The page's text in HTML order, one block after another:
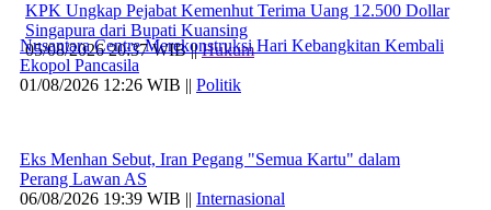
KPK Ungkap Pejabat Kemenhut Terima Uang 12.500 Dollar
Singapura dari Bupati Kuansing
05/08/2026 20:37 WIB ||Hukum
Nusantara Centre Merekonstruksi Hari Kebangkitan Kembali
Ekopol Pancasila
01/08/2026 12:26 WIB || Politik
Eks Menhan Sebut, Iran Pegang "Semua Kartu" dalam
Perang Lawan AS
06/08/2026 19:39 WIB || Internasional